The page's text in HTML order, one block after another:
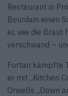
Restaurant in
Bourdain einen
er, wie die Braut
verschwand –
Fortan kämpfte
er mit „Kitchen
Orwells „Down